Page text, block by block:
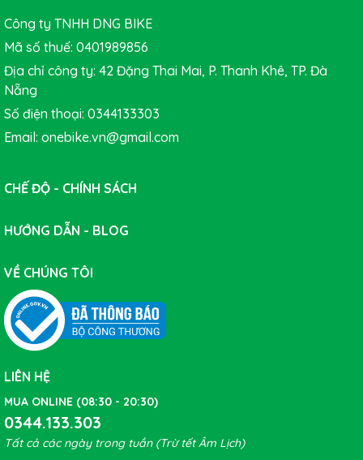
Công ty TNHH DNG BIKE
Mã số thuế: 0401989856
Địa chỉ công ty: 42 Đặng Thai Mai, P. Thanh Khê, TP. Đà
Nẵng
Số điện thoại: 0344133303
Email: onebike.vn@gmail.com
CHẾ ĐỘ - CHÍNH SÁCH
HƯỚNG DẪN - BLOG
VỀ CHÚNG TÔI
LIÊN HỆ
MUA ONLINE (08:30 - 20:30)
0344.133.303
Tất cả các ngày trong tuần (Trừ tết Âm Lịch)